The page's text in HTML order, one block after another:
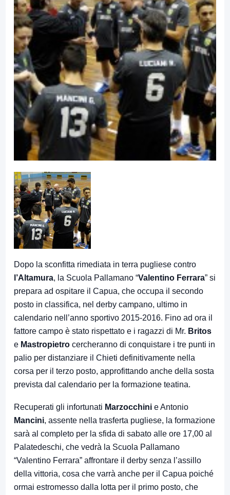
Dopo la sconfitta rimediata in terra pugliese contro
l’Altamura, la Scuola Pallamano “Valentino Ferrara” si
prepara ad ospitare il Capua, che occupa il secondo
posto in classifica, nel derby campano, ultimo in
calendario nell’anno sportivo 2015-2016. Fino ad ora il
fattore campo è stato rispettato e i ragazzi di Mr. Britos
e Mastropietro cercheranno di conquistare i tre punti in
palio per distanziare il Chieti definitivamente nella
corsa per il terzo posto, approfittando anche della sosta
prevista dal calendario per la formazione teatina.
Recuperati gli infortunati Marzocchini e Antonio
Mancini, assente nella trasferta pugliese, la formazione
sarà al completo per la sfida di sabato alle ore 17,00 al
Palatedeschi, che vedrà la Scuola Pallamano
“Valentino Ferrara” affrontare il derby senza l’assillo
della vittoria, cosa che varrà anche per il Capua poiché
ormai estromesso dalla lotta per il primo posto, che